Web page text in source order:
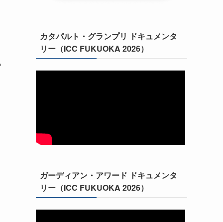
カタパルト・グランプリ ドキュメンタ
リー（ICC FUKUOKA 2026）
ガーディアン・アワード ドキュメンタ
リー（ICC FUKUOKA 2026）